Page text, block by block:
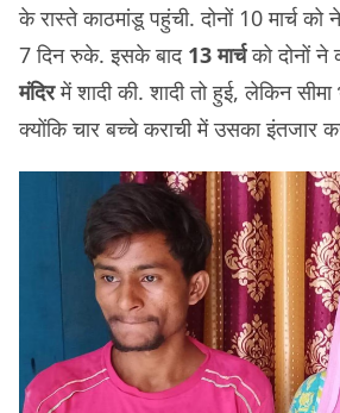
के रास्ते काठमांडू पहुंची. दोनों 10 मार्च
7 दिन रुके. इसके बाद 13 मार्चको दोनों
मंदिरमें शादी की. शादी तो हुई, लेकिन
क्योंकि चार बच्चे कराची में उसका इंतजार